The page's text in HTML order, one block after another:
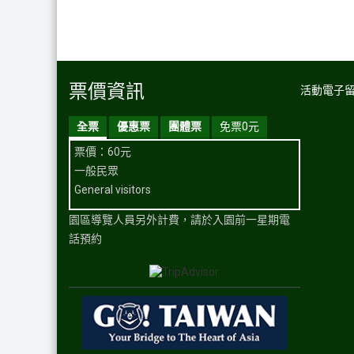
票價資訊
全票 優惠票 團體票
免票0元
票價：60元
一般民眾
General visitors
園區導覽人員另外計費，請於入園前一星期電
話預約
活動電子